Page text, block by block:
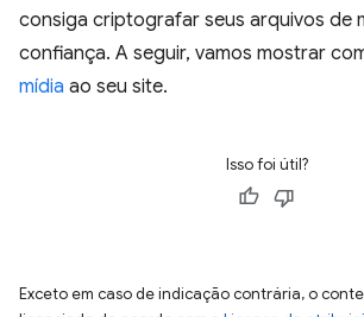
consiga criptografar seus arquivos de
confiança. A seguir, vamos mostrar
mídia ao seu site.
Isso foi útil?
Exceto em caso de indicação contrária, o